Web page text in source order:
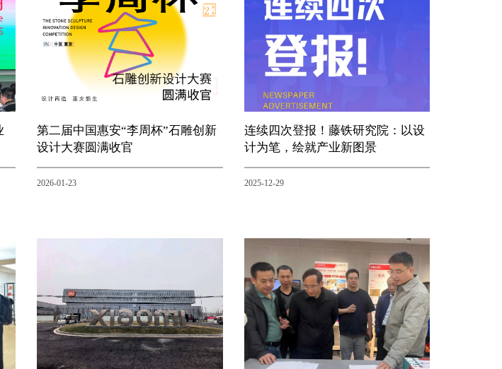
第二届中国惠安“李周杯”石雕创新
设计大赛圆满收官
2026-01-23
连续四次登报！藤铁研究院：以设
计为笔，绘就产业新图景
2025-12-29